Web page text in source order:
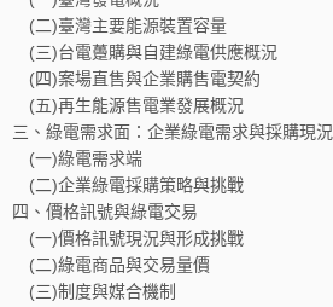
(二)臺灣主要能源裝置容量
(三)台電躉購與自建綠電供應概況
(四)案場直售與企業購售電契約
(五)再生能源售電業發展概況
三、綠電需求面：企業綠電需求與採購現況
(一)綠電需求端
(二)企業綠電採購策略與挑戰
四、價格訊號與綠電交易
(一)價格訊號現況與形成挑戰
(二)綠電商品與交易量價
(三)制度與媒合機制